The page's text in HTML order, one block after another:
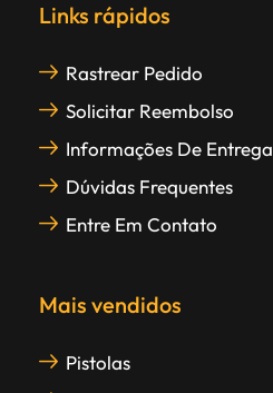
Links rápidos
Rastrear Pedido
Solicitar Reembolso
Informações De Entrega
Dúvidas Frequentes
Entre Em Contato
Mais vendidos
Pistolas